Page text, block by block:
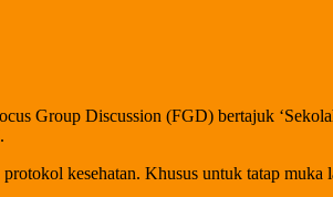
Group Discussion (FGD) bertajuk
kesehatan. Khusus untuk tatap muka